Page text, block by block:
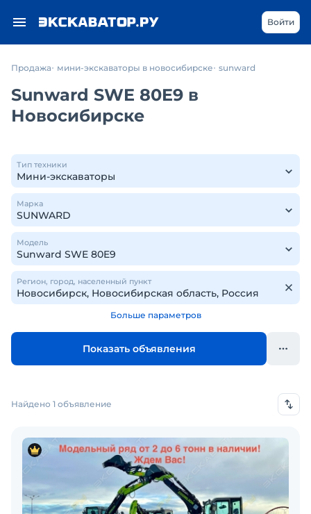
Войти
Продажа мини-экскаваторы в новосибирске sunward
Sunward SWE 80E9 в
Новосибирске
Тип техники
Марка
Модель
Регион, город, населенный пункт
Больше параметров
Показать объявления
Найдено 1 объявление